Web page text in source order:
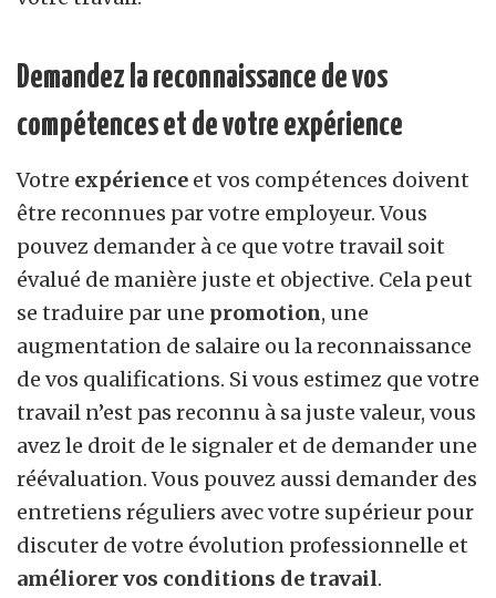
Demandez la reconnaissance de vos
compétences et de votre expérience
Votre expérience et vos compétences doivent
être reconnues par votre employeur. Vous
pouvez demander à ce que votre travail soit
évalué de manière juste et objective. Cela peut
se traduire par une promotion, une
augmentation de salaire ou la reconnaissance
de vos qualifications. Si vous estimez que votre
travail n’est pas reconnu à sa juste valeur, vous
avez le droit de le signaler et de demander une
réévaluation. Vous pouvez aussi demander des
entretiens réguliers avec votre supérieur pour
discuter de votre évolution professionnelle et
améliorer vos conditions de travail.